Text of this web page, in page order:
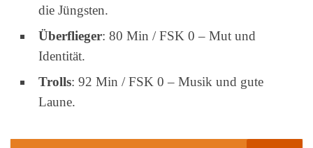
die Jüngsten.
Überflieger: 80 Min / FSK 0 – Mut und
Identität.
Trolls: 92 Min / FSK 0 – Musik und gute
Laune.